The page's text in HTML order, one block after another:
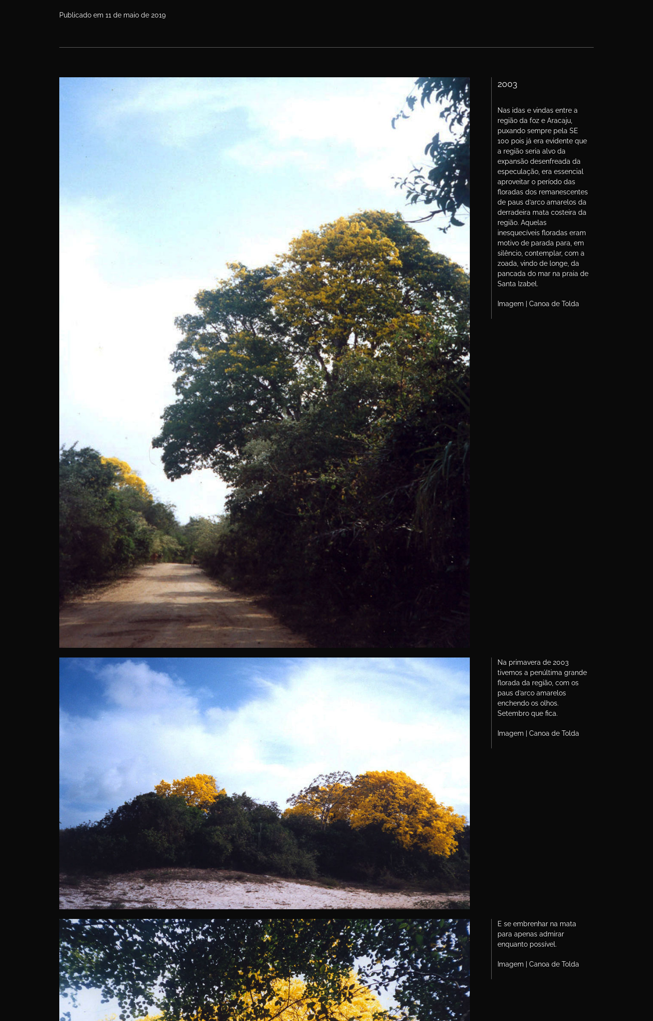
Publicado em 11 de maio de 2019
2003
Nas idas e vindas entre a
região da foz e Aracaju,
puxando sempre pela SE
100 pois já era evidente que
a região seria alvo da
expansão desenfreada da
especulação, era essencial
aproveitar o período das
floradas dos remanescentes
de paus d’arco amarelos da
derradeira mata costeira da
região. Aquelas
inesquecíveis floradas eram
motivo de parada para, em
silêncio, contemplar, com a
zoada, vindo de longe, da
pancada do mar na praia de
Santa Izabel.
Imagem | Canoa de Tolda
Na primavera de 2003
tivemos a penúltima grande
florada da região, com os
paus d’arco amarelos
enchendo os olhos.
Setembro que fica.
Imagem | Canoa de Tolda
E se embrenhar na mata
para apenas admirar
enquanto possível.
Imagem | Canoa de Tolda